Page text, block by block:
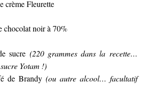
crème Fleurette
chocolat noir à 70%
sucre (220 grammes dans la recette…
Yotam !)
de Brandy (ou autre alcool… facultatif